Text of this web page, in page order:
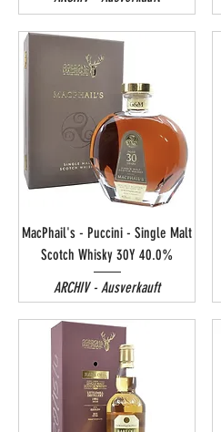
MacPhail's - Puccini - Single Malt
Scotch Whisky 30Y 40.0%
ARCHIV - Ausverkauft